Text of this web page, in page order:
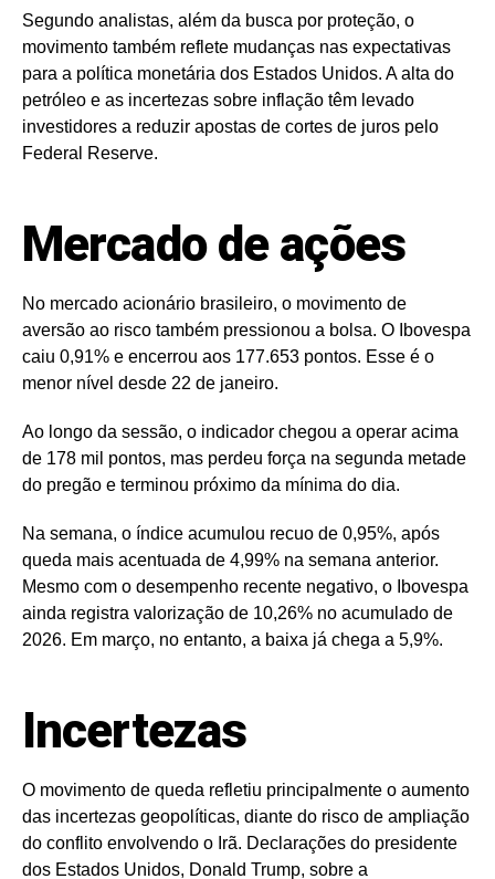
Segundo analistas, além da busca por proteção, o
movimento também reflete mudanças nas expectativas
para a política monetária dos Estados Unidos. A alta do
petróleo e as incertezas sobre inflação têm levado
investidores a reduzir apostas de cortes de juros pelo
Federal Reserve.
Mercado de ações
No mercado acionário brasileiro, o movimento de
aversão ao risco também pressionou a bolsa. O Ibovespa
caiu 0,91% e encerrou aos 177.653 pontos. Esse é o
menor nível desde 22 de janeiro.
Ao longo da sessão, o indicador chegou a operar acima
de 178 mil pontos, mas perdeu força na segunda metade
do pregão e terminou próximo da mínima do dia.
Na semana, o índice acumulou recuo de 0,95%, após
queda mais acentuada de 4,99% na semana anterior.
Mesmo com o desempenho recente negativo, o Ibovespa
ainda registra valorização de 10,26% no acumulado de
2026. Em março, no entanto, a baixa já chega a 5,9%.
Incertezas
O movimento de queda refletiu principalmente o aumento
das incertezas geopolíticas, diante do risco de ampliação
do conflito envolvendo o Irã. Declarações do presidente
dos Estados Unidos, Donald Trump, sobre a